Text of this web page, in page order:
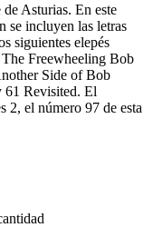
Asturias. En este
se incluyen las letras
siguientes elepés
Freewheeling Bob
Side of Bob
Revisited. El
2, el número 97 de esta